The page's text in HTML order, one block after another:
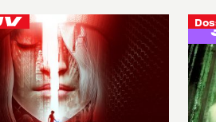
41